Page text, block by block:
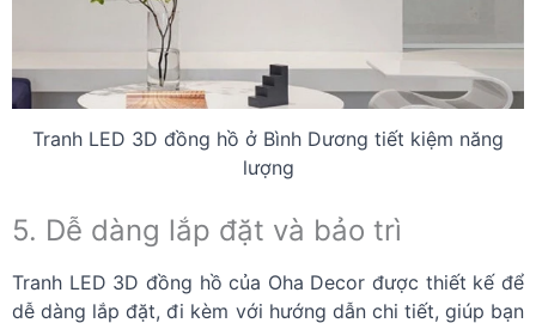
Tranh LED 3D đồng hồ ở Bình Dương tiết kiệm năng
lượng
5. Dễ dàng lắp đặt và bảo trì
Tranh LED 3D đồng hồ của Oha Decor được thiết kế để
dễ dàng lắp đặt, đi kèm với hướng dẫn chi tiết, giúp bạn